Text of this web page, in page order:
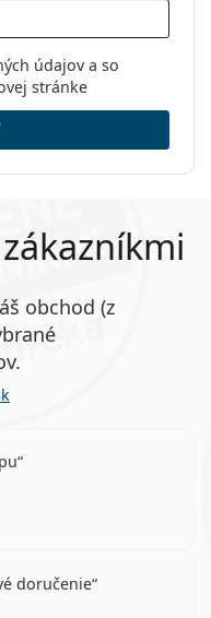
údajov a so
stránke
obchod (z
doručenie